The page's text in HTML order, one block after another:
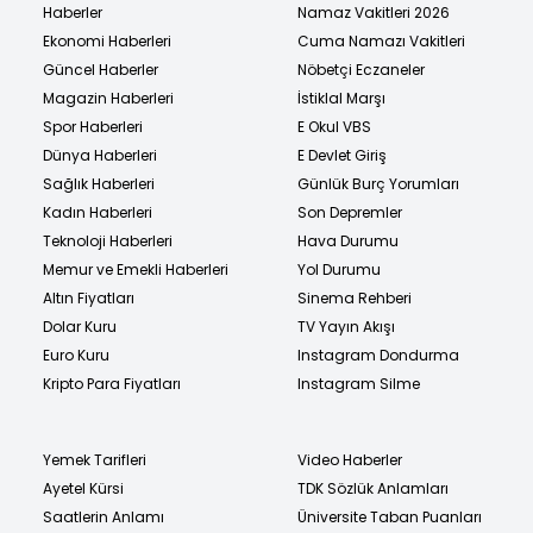
Haberler
Ekonomi Haberleri
Güncel Haberler
Magazin Haberleri
Spor Haberleri
Dünya Haberleri
Sağlık Haberleri
Kadın Haberleri
Teknoloji Haberleri
Memur ve Emekli Haberleri
Altın Fiyatları
Dolar Kuru
Euro Kuru
Kripto Para Fiyatları
Namaz Vakitleri 2026
Cuma Namazı Vakitleri
Nöbetçi Eczaneler
İstiklal Marşı
E Okul VBS
E Devlet Giriş
Günlük Burç Yorumları
Son Depremler
Hava Durumu
Yol Durumu
Sinema Rehberi
TV Yayın Akışı
Instagram Dondurma
Instagram Silme
Yemek Tarifleri
Ayetel Kürsi
Saatlerin Anlamı
Video Haberler
TDK Sözlük Anlamları
Üniversite Taban Puanları